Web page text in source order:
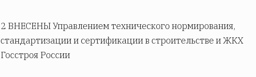
2 ВНЕСЕНЫ Управлением технического нормирования,
стандартизации и сертификации в строительстве и ЖКХ
Госстроя России